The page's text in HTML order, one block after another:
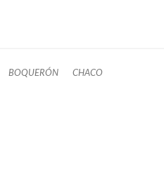
BOQUERÓN CHACO